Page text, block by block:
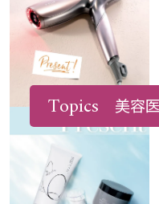
Topics 美容